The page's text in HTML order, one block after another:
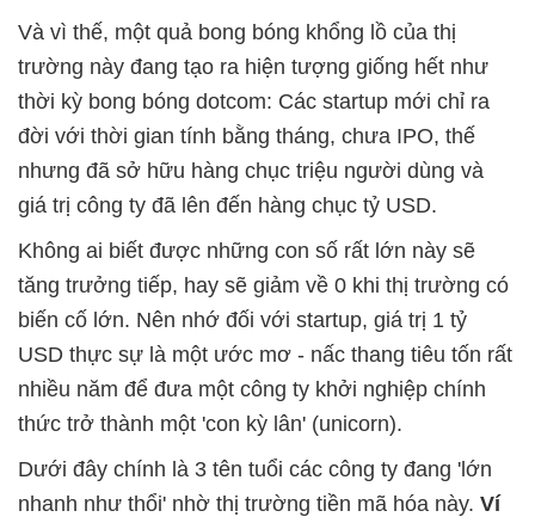
Và vì thế, một quả bong bóng khổng lồ của thị
trường này đang tạo ra hiện tượng giống hết như
thời kỳ bong bóng dotcom: Các startup mới chỉ ra
đời với thời gian tính bằng tháng, chưa IPO, thế
nhưng đã sở hữu hàng chục triệu người dùng và
giá trị công ty đã lên đến hàng chục tỷ USD.
Không ai biết được những con số rất lớn này sẽ
tăng trưởng tiếp, hay sẽ giảm về 0 khi thị trường có
biến cố lớn. Nên nhớ đối với startup, giá trị 1 tỷ
USD thực sự là một ước mơ - nấc thang tiêu tốn rất
nhiều năm để đưa một công ty khởi nghiệp chính
thức trở thành một 'con kỳ lân' (unicorn).
Dưới đây chính là 3 tên tuổi các công ty đang 'lớn
nhanh như thổi' nhờ thị trường tiền mã hóa này. Ví